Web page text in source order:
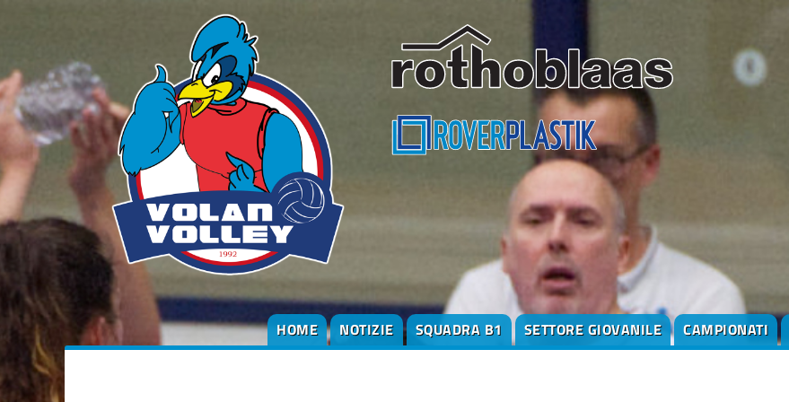
HOME NOTIZIE SQUADRA B1 SETTORE GIOVANILE CAMPIONATI